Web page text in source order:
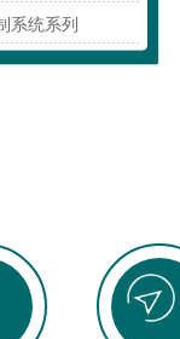
系统系列